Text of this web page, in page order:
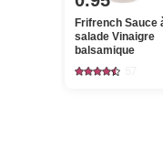
Frifrench Sauce
salade Vinaigre
balsamique